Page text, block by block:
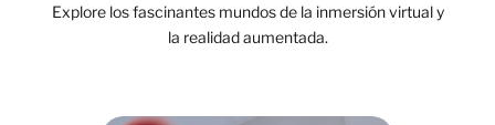
Explore los fascinantes mundos de la inmersión virtual y
la realidad aumentada.